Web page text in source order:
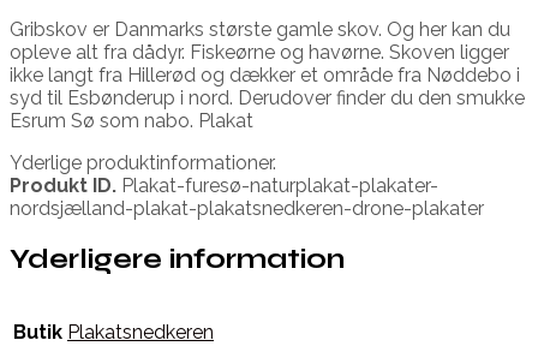
Gribskov er Danmarks største gamle skov. Og her kan du
opleve alt fra dådyr. Fiskeørne og havørne. Skoven ligger
ikke langt fra Hillerød og dækker et område fra Nøddebo i
syd til Esbønderup i nord. Derudover finder du den smukke
Esrum Sø som nabo. Plakat
Yderlige produktinformationer.
Produkt ID. Plakat-furesø-naturplakat-plakater-
nordsjælland-plakat-plakatsnedkeren-drone-plakater
Yderligere information
Butik Plakatsnedkeren